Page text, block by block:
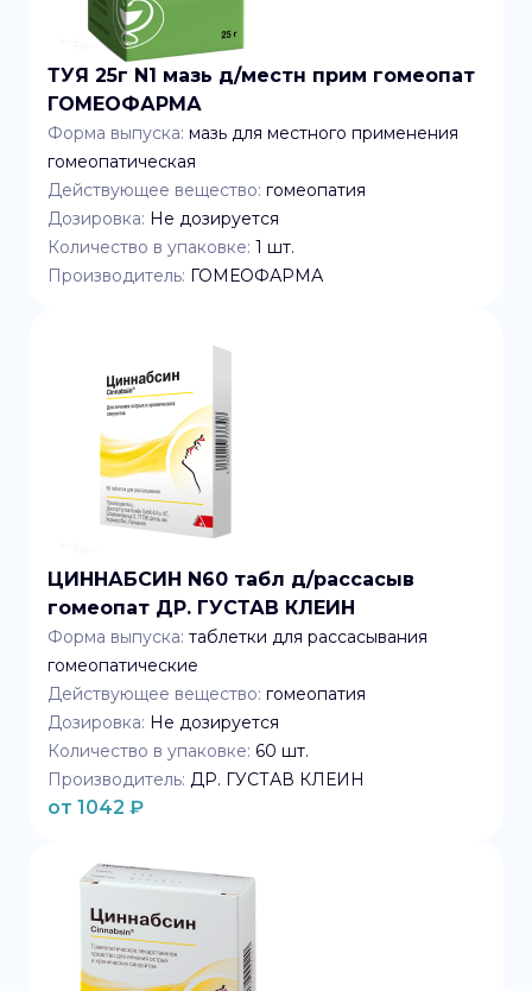
ТУЯ 25г N1 мазь д/местн прим гомеопат
ГОМЕОФАРМА
Форма выпуска: мазь для местного применения
гомеопатическая
Действующее вещество: гомеопатия
Дозировка: Не дозируется
Количество в упаковке: 1 шт.
Производитель: ГОМЕОФАРМА
ЦИННАБСИН N60 табл д/рассасыв
гомеопат ДР. ГУСТАВ КЛЕИН
Форма выпуска: таблетки для рассасывания
гомеопатические
Действующее вещество: гомеопатия
Дозировка: Не дозируется
Количество в упаковке: 60 шт.
Производитель: ДР. ГУСТАВ КЛЕИН
от 1042 ₽